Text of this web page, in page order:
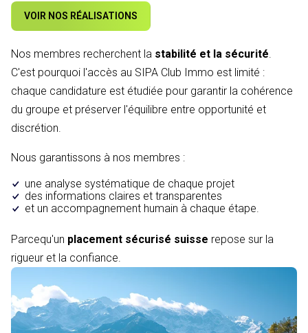
VOIR NOS RÉALISATIONS
Nos membres recherchent la stabilité et la sécurité.
C'est pourquoi l'accès au SIPA Club Immo est limité :
chaque candidature est étudiée pour garantir la cohérence
du groupe et préserver l'équilibre entre opportunité et
discrétion.
Nous garantissons à nos membres :
une analyse systématique de chaque projet
des informations claires et transparentes
et un accompagnement humain à chaque étape.
Parcequ'un placement sécurisé suisse repose sur la
rigueur et la confiance.